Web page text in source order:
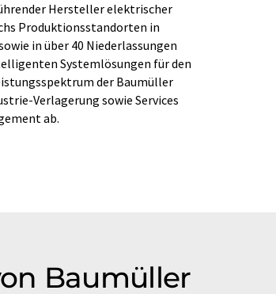
Hersteller elektrischer
Produktionsstandorten in
in über 40 Niederlassungen
Systemlösungen für den
der Baumüller
Verlagerung sowie Services
ab.
Baumüller